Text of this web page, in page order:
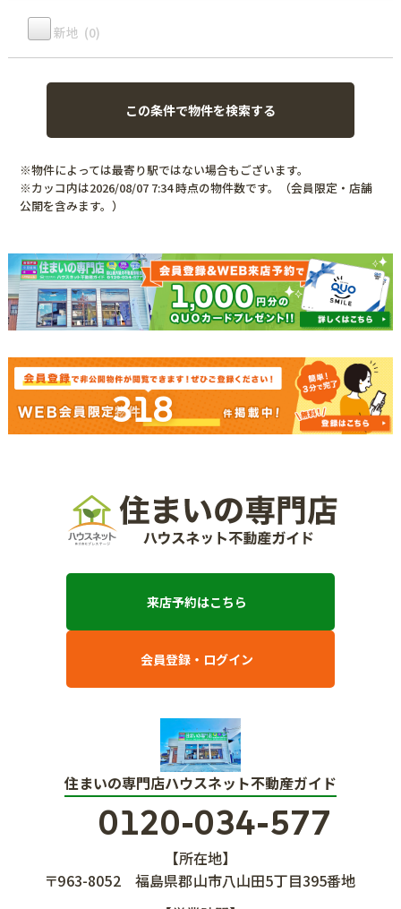
新地 (0)
※物件によっては最寄り駅ではない場合もございます。
※カッコ内は2026/08/07 7:34 時点の物件数です。（会員限定・店舗
公開を含みます。）
318
来店予約はこちら
会員登録・ログイン
住まいの専門店ハウスネット不動産ガイド
0120-034-577
【所在地】
〒963-8052
福島県郡山市八山田5丁目395番地